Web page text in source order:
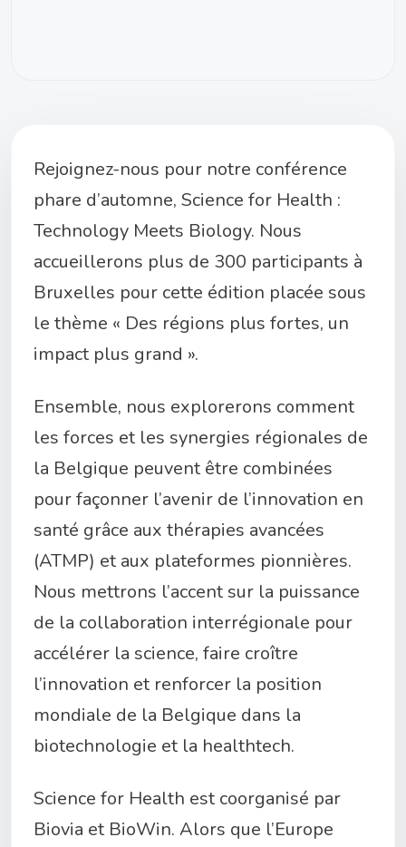
Rejoignez-nous pour notre conférence
phare d’automne, Science for Health :
Technology Meets Biology. Nous
accueillerons plus de 300 participants à
Bruxelles pour cette édition placée sous
le thème « Des régions plus fortes, un
impact plus grand ».
Ensemble, nous explorerons comment
les forces et les synergies régionales de
la Belgique peuvent être combinées
pour façonner l’avenir de l’innovation en
santé grâce aux thérapies avancées
(ATMP) et aux plateformes pionnières.
Nous mettrons l’accent sur la puissance
de la collaboration interrégionale pour
accélérer la science, faire croître
l’innovation et renforcer la position
mondiale de la Belgique dans la
biotechnologie et la healthtech.
Science for Health est coorganisé par
Biovia et BioWin. Alors que l’Europe